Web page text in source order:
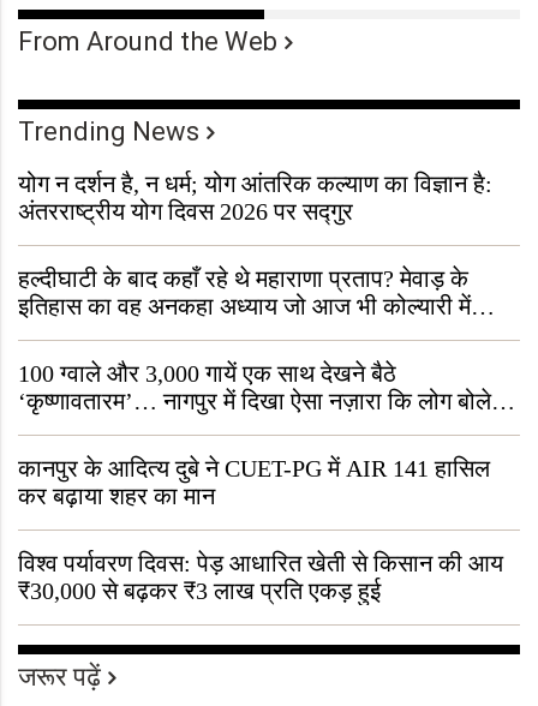
From Around the Web
Trending News
योग न दर्शन है, न धर्म; योग आंतरिक कल्याण का विज्ञान है:
अंतरराष्ट्रीय योग दिवस 2026 पर सद्गुर
हल्दीघाटी के बाद कहाँ रहे थे महाराणा प्रताप? मेवाड़ के
इतिहास का वह अनकहा अध्याय जो आज भी कोल्यारी में
जीवित है
100 ग्वाले और 3,000 गायें एक साथ देखने बैठे
‘कृष्णावतारम’… नागपुर में दिखा ऐसा नज़ारा कि लोग बोले,
“ऐसा तो सिर्फ़ कृष्ण ही कर सकते हैं”
कानपुर के आदित्य दुबे ने CUET-PG में AIR 141 हासिल
कर बढ़ाया शहर का मान
विश्व पर्यावरण दिवस: पेड़ आधारित खेती से किसान की आय
₹30,000 से बढ़कर ₹3 लाख प्रति एकड़ हुई
जरूर पढ़ें